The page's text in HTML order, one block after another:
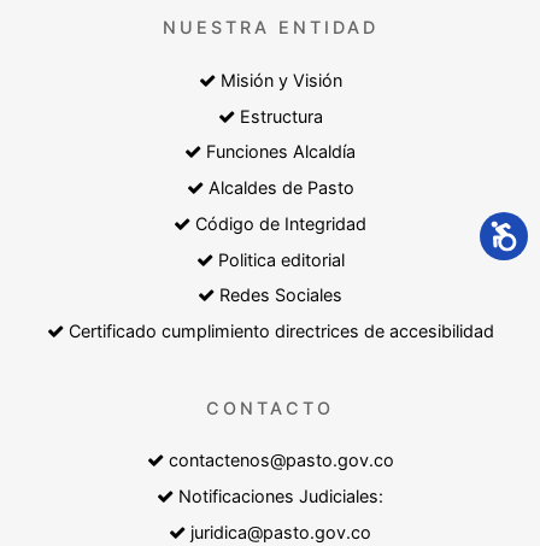
NUESTRA ENTIDAD
Misión y Visión
Estructura
Funciones Alcaldía
Alcaldes de Pasto
Código de Integridad
Politica editorial
Redes Sociales
Certificado cumplimiento directrices de accesibilidad
CONTACTO
contactenos@pasto.gov.co
Notificaciones Judiciales:
juridica@pasto.gov.co